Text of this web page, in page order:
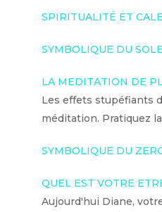
SPIRITUALITÉ ET
SYMBOLIQUE DU
LA MEDITATION DE
Les effets stupéfiants
méditation. Pratiquez
SYMBOLIQUE DU
QUEL EST VOTRE
Aujourd'hui Diane,